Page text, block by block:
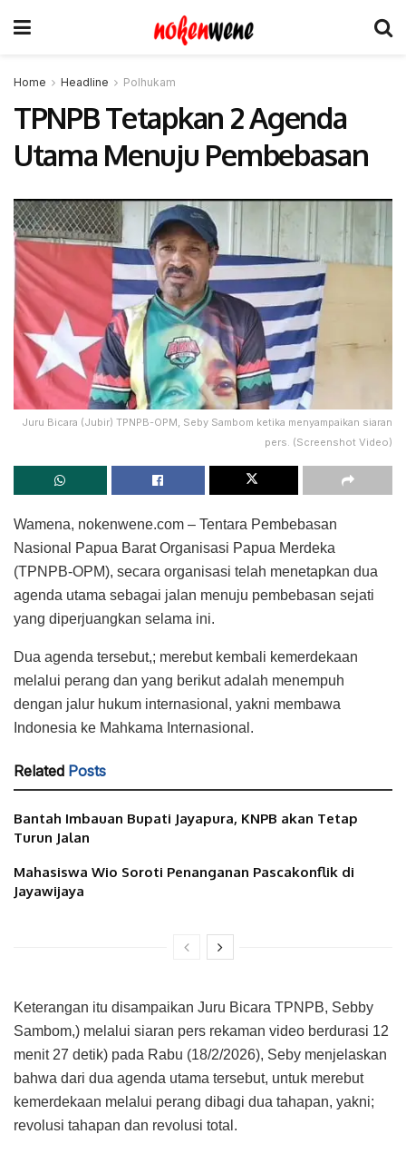
Home Headline Polhukam
TPNPB Tetapkan 2 Agenda
Utama Menuju Pembebasan
Juru Bicara (Jubir) TPNPB-OPM, Seby Sambom ketika menyampaikan siaran
pers. (Screenshot Video)
Wamena, nokenwene.com – Tentara Pembebasan
Nasional Papua Barat Organisasi Papua Merdeka
(TPNPB-OPM), secara organisasi telah menetapkan dua
agenda utama sebagai jalan menuju pembebasan sejati
yang diperjuangkan selama ini.
Dua agenda tersebut,; merebut kembali kemerdekaan
melalui perang dan yang berikut adalah menempuh
dengan jalur hukum internasional, yakni membawa
Indonesia ke Mahkama Internasional.
Related Posts
Bantah Imbauan Bupati Jayapura, KNPB akan Tetap
Turun Jalan
Mahasiswa Wio Soroti Penanganan Pascakonflik di
Jayawijaya
Keterangan itu disampaikan Juru Bicara TPNPB, Sebby
Sambom,) melalui siaran pers rekaman video berdurasi 12
menit 27 detik) pada Rabu (18/2/2026), Seby menjelaskan
bahwa dari dua agenda utama tersebut, untuk merebut
kemerdekaan melalui perang dibagi dua tahapan, yakni;
revolusi tahapan dan revolusi total.